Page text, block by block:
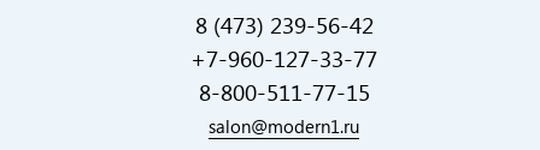
8 (473) 239-56-42
+7-960-127-33-77
8-800-511-77-15
salon@modern1.ru